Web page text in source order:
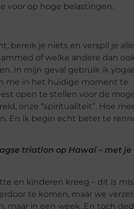
voor op hoge belastingen.
bereik je niets en verspil je
of welke andere dan
In mijn geval gebruik ik
me in het huidige moment te
open te stellen voor de
onze “spiritualiteit”. Hoe
En ik begin echt beter te
triatlon op Hawaï – met
en kinderen kreeg – dit is
te komen, maar we
maar in een week. En toch